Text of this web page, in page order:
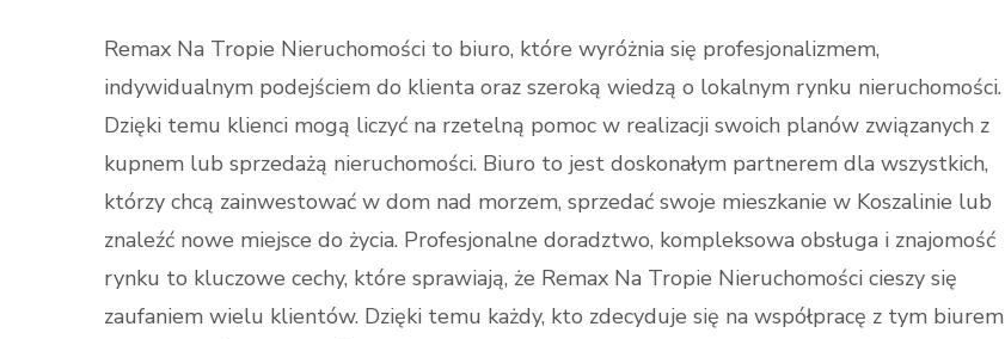
Remax Na Tropie Nieruchomości to biuro, które wyróżnia się profesjonalizmem,
indywidualnym podejściem do klienta oraz szeroką wiedzą o lokalnym rynku nieruchomości.
Dzięki temu klienci mogą liczyć na rzetelną pomoc w realizacji swoich planów związanych z
kupnem lub sprzedażą nieruchomości. Biuro to jest doskonałym partnerem dla wszystkich,
którzy chcą zainwestować w dom nad morzem, sprzedać swoje mieszkanie w Koszalinie lub
znaleźć nowe miejsce do życia. Profesjonalne doradztwo, kompleksowa obsługa i znajomość
rynku to kluczowe cechy, które sprawiają, że Remax Na Tropie Nieruchomości cieszy się
zaufaniem wielu klientów. Dzięki temu każdy, kto zdecyduje się na współpracę z tym biurem